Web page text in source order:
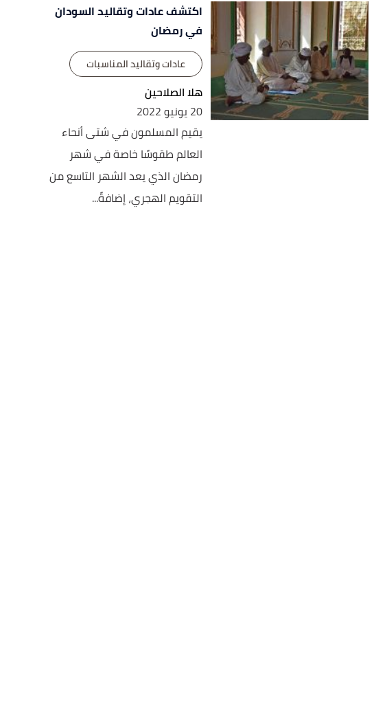
اكتشف عادات وتقاليد السودان
في رمضان
عادات وتقاليد المناسبات
هلا الصلاحين
20 يونيو 2022
يقيم المسلمون في شتى أنحاء
العالم طقوسًا خاصة في شهر
رمضان الذي يعد الشهر التاسع من
التقويم الهجري، إضافةً...